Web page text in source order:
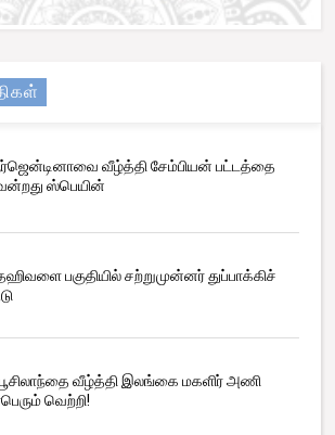
வீழ்த்தி சேம்பியன் பட்டத்தை
ஸ்பெயின்
பகுதியில் சற்றுமுன்னர் துப்பாக்கிச்
வீழ்த்தி இலங்கை மகளிர் அணி
வெற்றி!